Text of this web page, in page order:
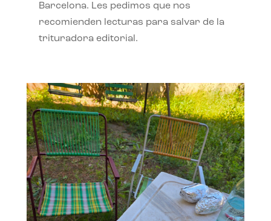
Barcelona. Les pedimos que nos
recomienden lecturas para salvar de la
trituradora editorial.